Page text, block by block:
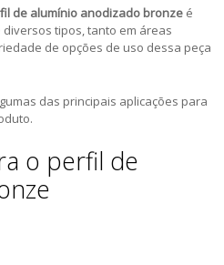
de alumínio anodizado bronze é
tipos, tanto em áreas
de opções de uso dessa peça
das principais aplicações para
o perfil de